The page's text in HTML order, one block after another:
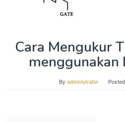
Cara Mengukur
By administrator